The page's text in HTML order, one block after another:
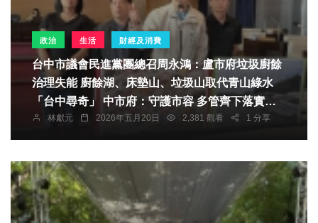
政治 生活 財經及消費
台中市議會民進黨團總召周永鴻：盧市府垃圾廚餘
治理失能 廚餘湖、床墊山、垃圾山取代青山綠水
「台中尋奇」 中市府：守護市容 多管齊下落實防
鼠、加強床墊去化與焚化廠汰舊換新
林獻元 2026年五月20日 2,381 觀看 1 分享